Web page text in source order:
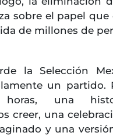
sobre el papel
de millones de
la Selección
un partido.
una
creer, una
y una